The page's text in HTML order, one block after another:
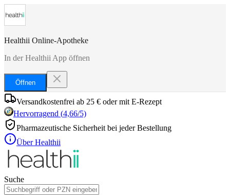
Healthii Online-Apotheke
In der Healthii App öffnen
Öffnen
Versandkostenfrei ab 25 € oder mit E-Rezept
Hervorragend (4,66/5)
Pharmazeutische Sicherheit bei jeder Bestellung
Über Healthii
Suche